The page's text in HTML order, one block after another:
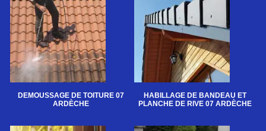
DEMOUSSAGE DE TOITURE 07
ARDÈCHE
HABILLAGE DE BANDEAU ET
PLANCHE DE RIVE 07 ARDÈCHE